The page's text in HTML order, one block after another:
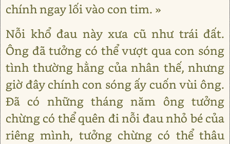
chính ngay lối vào con tim. »
Nỗi khổ đau này xưa cũ như trái đất.
Ông đã tưởng có thể vượt qua con sóng
tình thường hằng của nhân thế, nhưng
giờ đây chính con sóng ấy cuốn vùi ông.
Đã có những tháng năm ông tưởng
chừng có thể quên đi nỗi đau nhỏ bé của
riêng mình, tưởng chừng có thể thâu